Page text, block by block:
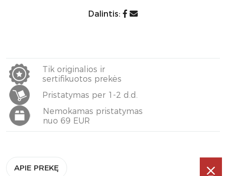
Dalintis:
Tik originalios ir
sertifikuotos prekės
Pristatymas per 1-2 d.d.
Nemokamas pristatymas
nuo 69 EUR
APIE PREKĘ